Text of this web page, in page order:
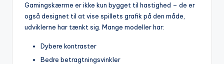
Gamingskærme er ikke kun bygget til hastighed – de er
også designet til at vise spillets grafik på den måde,
udviklerne har tænkt sig. Mange modeller har:
Dybere kontraster
Bedre betragtningsvinkler